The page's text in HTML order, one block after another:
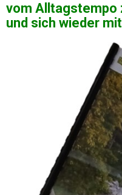
vom Alltagstempo
und sich wieder